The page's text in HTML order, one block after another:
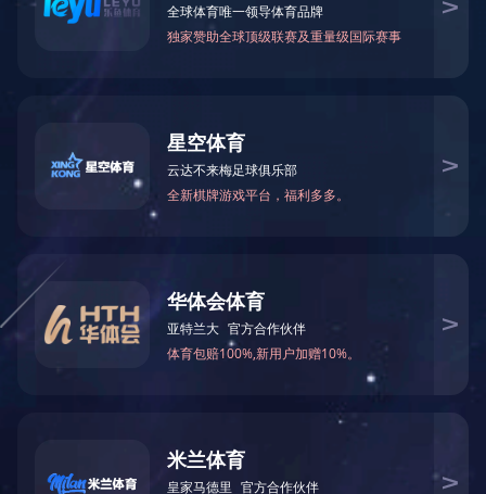
户外拓展训练
户外拓展训练